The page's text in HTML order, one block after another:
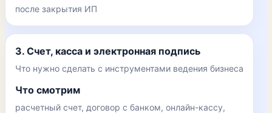
после закрытия ИП
3. Счет, касса и электронная подпись
Что нужно сделать с инструментами ведения бизнеса
Что смотрим
расчетный счет, договор с банком, онлайн-кассу,